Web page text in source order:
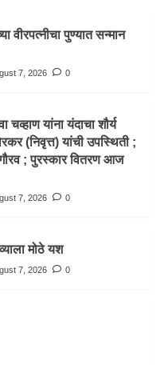
वीरपत्नीचा पुण्यात सन्मान
7, 2026
0
यांना यंदाचा शौर्य
(निवृत्त) यांची उपस्थिती ;
; पुरस्कार वितरण आज
7, 2026
0
मोठे यश
7, 2026 0